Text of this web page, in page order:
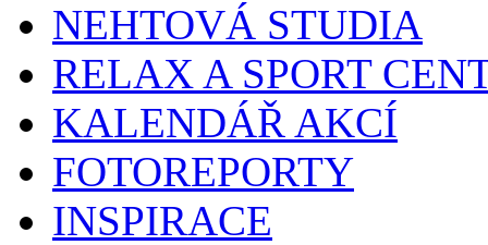
NEHTOVÁ STUDIA
RELAX A SPORT
KALENDÁŘ AKCÍ
FOTOREPORTY
INSPIRACE